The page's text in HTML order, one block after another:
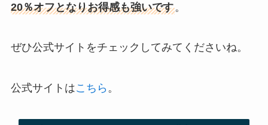
20％オフとなりお得感も強いです。
ぜひ公式サイトをチェックしてみてくださいね。
公式サイトはこちら 。